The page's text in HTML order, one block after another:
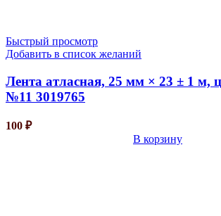
Быстрый просмотр
Добавить в список желаний
Лента атласная, 25 мм × 23 ± 1 м,
№11 3019765
100 ₽
В корзину